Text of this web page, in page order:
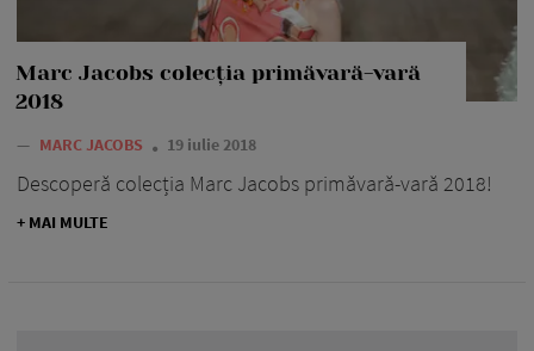
Marc Jacobs colecția primăvară-vară
2018
— MARC JACOBS 19 iulie 2018
Descoperă colecția Marc Jacobs primăvară-vară 2018!
+ MAI MULTE